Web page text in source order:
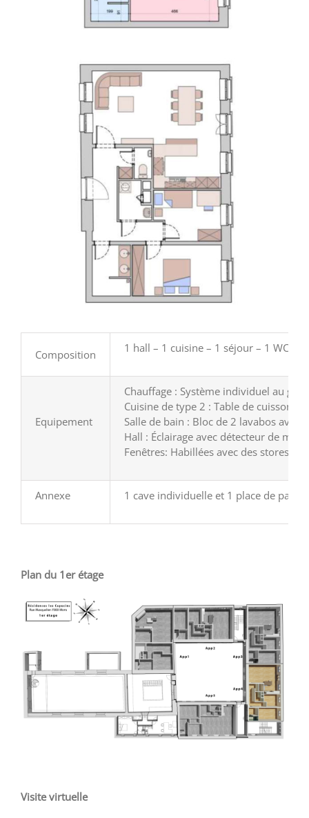
Composition 1 hall – 1 cuisine – 1 séjour – 1 WC
Equipement
Chauffage : Système individuel au
Cuisine de type 2 : Table de cuisson
Salle de bain : Bloc de 2 lavabos
Hall : Éclairage avec détecteur de
Fenêtres: Habillées avec des stores
Annexe 1 cave individuelle et 1 place de
Plan du 1er étage
Visite virtuelle